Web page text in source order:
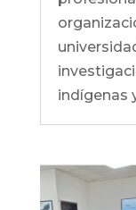
indígenas